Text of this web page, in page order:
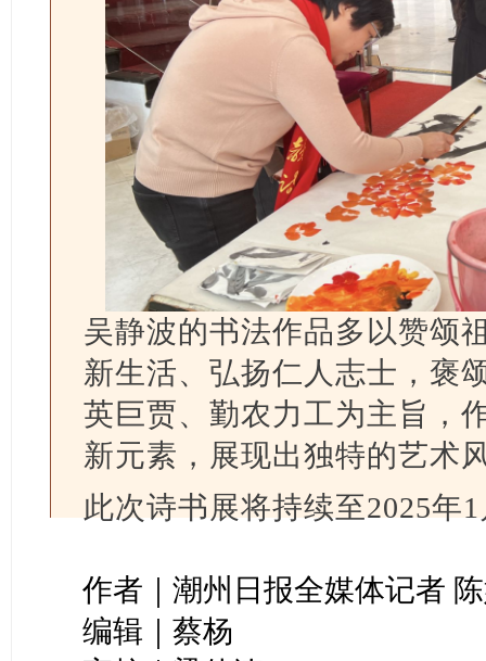
吴静波的书法作品多以赞颂
新生活、弘扬仁人志士，褒
英巨贾、勤农力工为主旨，
新元素，展现出独特的艺术
此次诗书展将持续至2025年
作者｜潮州日报全媒体记者
编辑｜蔡杨